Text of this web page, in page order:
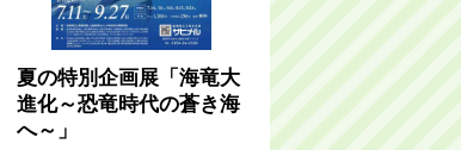
夏の特別企画展「海竜大
進化～恐竜時代の蒼き海
へ～」